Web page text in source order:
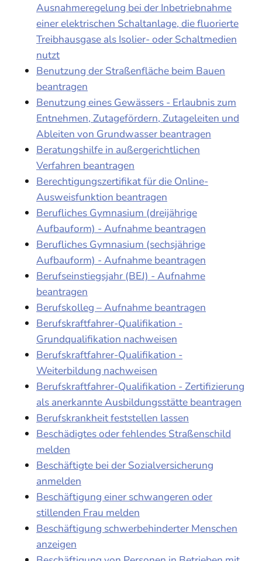
Ausnahmeregelung bei der Inbetriebnahme
einer elektrischen Schaltanlage, die fluorierte
Treibhausgase als Isolier- oder Schaltmedien
nutzt
Benutzung der Straßenfläche beim Bauen
beantragen
Benutzung eines Gewässers - Erlaubnis zum
Entnehmen, Zutagefördern, Zutageleiten und
Ableiten von Grundwasser beantragen
Beratungshilfe in außergerichtlichen
Verfahren beantragen
Berechtigungszertifikat für die Online-
Ausweisfunktion beantragen
Berufliches Gymnasium (dreijährige
Aufbauform) - Aufnahme beantragen
Berufliches Gymnasium (sechsjährige
Aufbauform) - Aufnahme beantragen
Berufseinstiegsjahr (BEJ) - Aufnahme
beantragen
Berufskolleg – Aufnahme beantragen
Berufskraftfahrer-Qualifikation -
Grundqualifikation nachweisen
Berufskraftfahrer-Qualifikation -
Weiterbildung nachweisen
Berufskraftfahrer-Qualifikation - Zertifizierung
als anerkannte Ausbildungsstätte beantragen
Berufskrankheit feststellen lassen
Beschädigtes oder fehlendes Straßenschild
melden
Beschäftigte bei der Sozialversicherung
anmelden
Beschäftigung einer schwangeren oder
stillenden Frau melden
Beschäftigung schwerbehinderter Menschen
anzeigen